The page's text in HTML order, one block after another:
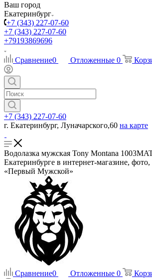
Ваш город
Екатеринбург
+7 (343) 227-07-60
+7 (343) 227-07-60
+79193869696
Сравнение0 Отложенные 0
+7 (343) 227-07-60
г. Екатеринбург, Луначарского,60 на карте
Водолазка мужская Tony Montana
Екатеринбурге в интернет-магазине,
«Первый Мужской»
Сравнение0 Отложенные 0